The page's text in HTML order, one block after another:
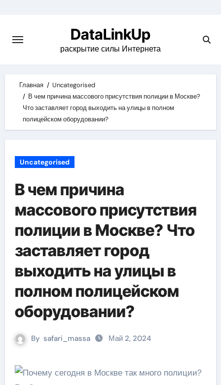
content
DataLinkUp
раскрытие силы Интернета
Главная
Uncategorised
В чем причина массового присутствия полиции в Москве?
Что заставляет город выходить на улицы в полном
полицейском оборудовании?
Uncategorised
В чем причина
массового присутствия
полиции в Москве? Что
заставляет город
выходить на улицы в
полном полицейском
оборудовании?
By safari_massa Май 2, 2024